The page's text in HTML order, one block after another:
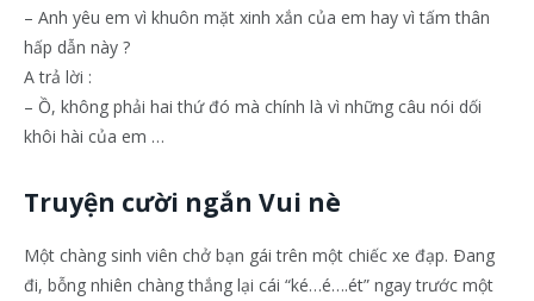
– Anh yêu em vì khuôn mặt xinh xắn của em hay vì tấm thân
hấp dẫn này ?
A trả lời :
– Ồ, không phải hai thứ đó mà chính là vì những câu nói dối
khôi hài của em …
Truyện cười ngắn Vui nè
Một chàng sinh viên chở bạn gái trên một chiếc xe đạp. Ðang
đi, bỗng nhiên chàng thắng lại cái “ké…é….ét” ngay trước một